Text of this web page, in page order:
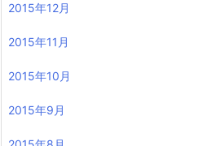
2015年12月
2015年11月
2015年10月
2015年9月